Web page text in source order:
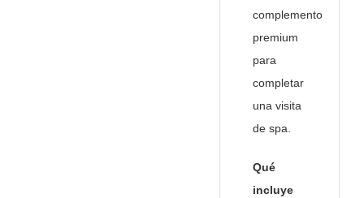
complemento
premium
para
completar
una visita
de spa.
Qué
incluye